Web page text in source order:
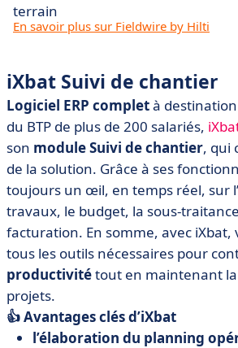
terrain
En savoir plus sur Fieldwire by Hilti
iXbat Suivi de chantier
Logiciel ERP completà
du BTP de plus de 200 salariés,
son module Suivi de chantier, qui
de la solution. Grâce à ses
toujours un œil, en temps réel, sur
travaux, le budget, la sous-
facturation. En somme, avec iXbat,
tous les outils nécessaires pour
productivitétout en maintenant la
projets.
👍 Avantages clés d’iXbat
l’élaboration du planning